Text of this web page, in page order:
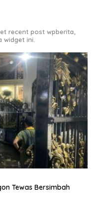
recent post wpberita,
widget ini.
Tewas Bersimbah